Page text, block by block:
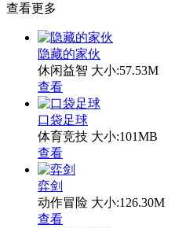
查看更多
隐藏的家伙
休闲益智 大小:57.53M
查看
口袋足球
体育竞技 大小:101MB
查看
弈剑
动作冒险 大小:126.30M
查看